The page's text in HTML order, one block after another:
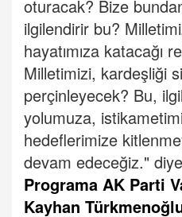
oturacak? Bize
ilgilendirir bu?
hayatımıza katacağı
Milletimizi, kardeşliği
perçinleyecek? Bu,
yolumuza,
hedeflerimize
devam edeceğiz."
Programa AK Parti
Kayhan